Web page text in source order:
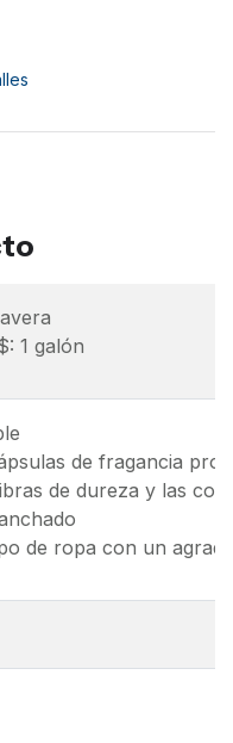
1 galón
de fragancia
de dureza y las
de ropa con un